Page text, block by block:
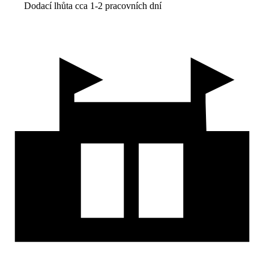
Dodací lhůta cca 1-2 pracovních dní